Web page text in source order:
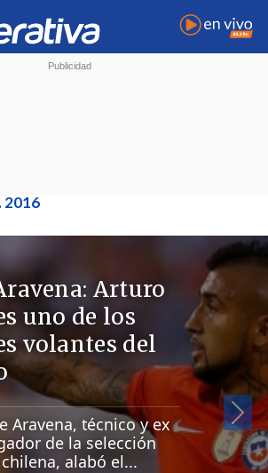
2016
Arturo
uno de los
volantes del
Aravena, técnico y ex
de la selección
chilena, alabó el...